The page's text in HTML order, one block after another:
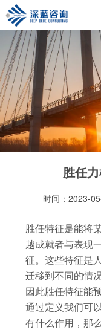
胜任
时间：2023-
胜任特征是能将
越成就者与表现
征。这些特征是
迁移到不同的情
因此胜任特征能
通过定义我们可
有什么作用，那